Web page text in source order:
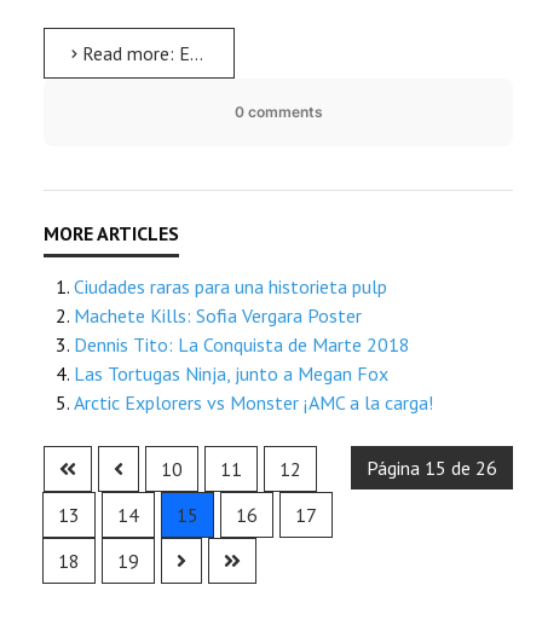
Read more: El Capitán Alatriste, nueva serie de televisión
0 comments
Ciudades raras para una historieta pulp
Machete Kills: Sofia Vergara Poster
Dennis Tito: La Conquista de Marte 2018
Las Tortugas Ninja, junto a Megan Fox
Arctic Explorers vs Monster ¡AMC a la carga!
Página 15 de 26
10 11
12
13
14 15 16
17
18
19